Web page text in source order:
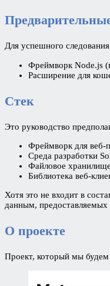
Для успешного
Фреймворк Node.js
Расширение для
Стек
Это руководство
Фреймворк для
Среда разработки
Файловое
Библиотека веб-
Хотя это не входит в
данным,
О проекте
Проект, который мы будем